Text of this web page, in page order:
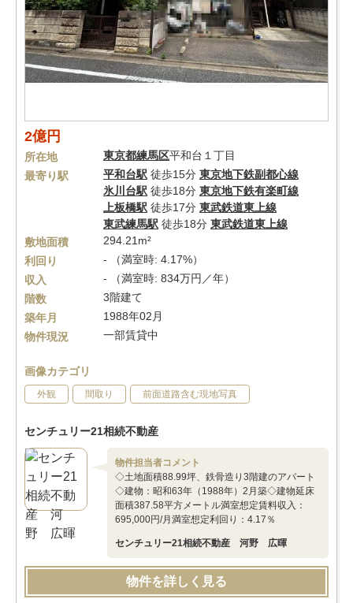
2億円
所在地 東京都練馬区平和台１丁目
最寄り駅
平和台駅 徒歩15分 東京地下鉄副都心線
氷川台駅 徒歩18分 東京地下鉄有楽町線
上板橋駅 徒歩17分 東武鉄道東上線
東武練馬駅 徒歩18分 東武鉄道東上線
敷地面積
294.21m²
利回り
- （満室時: 4.17%）
収入
- （満室時: 834万円／年）
階数
3階建て
築年月
1988年02月
物件現況
一部賃貸中
画像カテゴリ
外観 間取り 前面道路含む現地写真
センチュリー21相続不動産
物件担当者コメント
◇土地面積88.99坪、鉄骨造り3階建のアパート
◇建物：昭和63年（1988年）2月築◇建物延床
面積387.58平方メートル満室想定賃料収入：
695,000円/月満室想定利回り：4.17％
センチュリー21相続不動産 河野 広暉
物件を詳しく見る